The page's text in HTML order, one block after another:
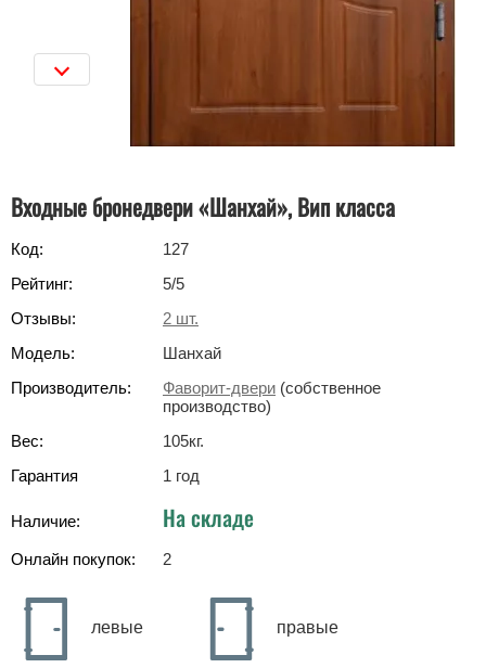
Входные бронедвери «Шанхай», Вип класса
Код:
127
Рейтинг:
5/5
Отзывы:
2 шт.
Модель:
Шанхай
Производитель:
Фаворит-двери (собственное
производство)
Вес:
105кг.
Гарантия
1 год
Наличие: На складе
Онлайн покупок: 2
левые правые